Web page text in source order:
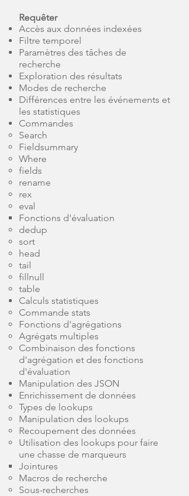
Requêter
Accès aux données indexées
Filtre temporel
Paramètres des tâches de
recherche
Exploration des résultats
Modes de recherche
Différences entre les événements et
les statistiques
Commandes
Search
Fieldsummary
Where
fields
rename
rex
eval
Fonctions d'évaluation
dedup
sort
head
tail
fillnull
table
Calculs statistiques
Commande stats
Fonctions d'agrégations
Agrégats multiples
Combinaison des fonctions
d'agrégation et des fonctions
d'évaluation
Manipulation des JSON
Enrichissement de données
Types de lookups
Manipulation des lookups
Recoupement des données
Utilisation des lookups pour faire
une chasse de marqueurs
Jointures
Macros de recherche
Sous-recherches